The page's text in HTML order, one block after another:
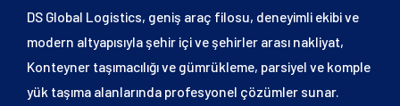
DS Global Logistics, geniş araç filosu, deneyimli ekibi ve
modern altyapısıyla şehir içi ve şehirler arası nakliyat,
Konteyner taşımacılığı ve gümrükleme, parsiyel ve komple
yük taşıma alanlarında profesyonel çözümler sunar.